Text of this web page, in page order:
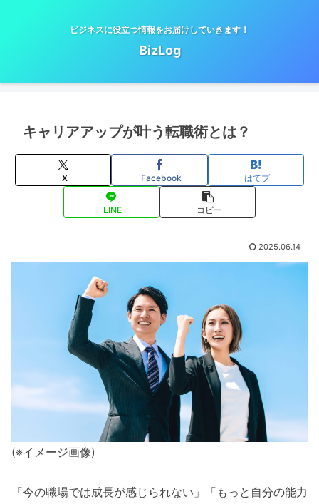
ビジネスに役立つ情報をお届けしていきます！
BizLog
キャリアアップが叶う転職術とは？
X Facebook はてブ
LINE コピー
2025.06.14
(※イメージ画像)
「今の職場では成長が感じられない」「もっと自分の能力